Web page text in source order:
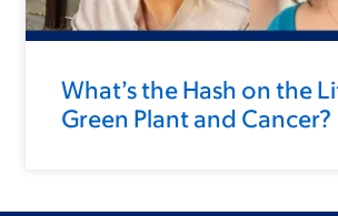
What’s the Hash on the
Green Plant and Cancer?